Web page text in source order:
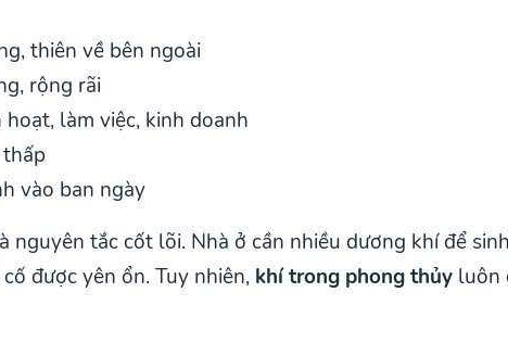
thiên về bên ngoài
rộng rãi
làm việc, kinh doanh
vào ban ngày
nguyên tắc cốt lõi. Nhà ở cần nhiều dương khí để
được yên ổn. Tuy nhiên, khí trong phong thủy luôn